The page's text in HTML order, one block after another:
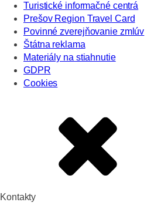
Turistické informačné centrá
Prešov Region Travel Card
Povinné zverejňovanie zmlúv
Štátna reklama
Materiály na stiahnutie
GDPR
Cookies
Kontakty